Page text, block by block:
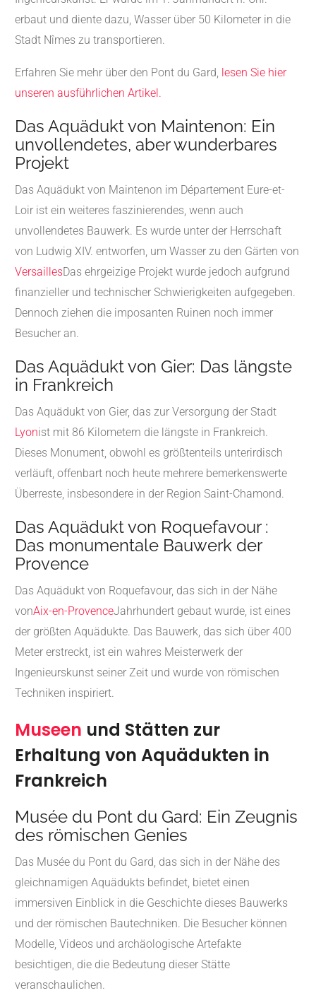
erbaut und diente dazu, Wasser über 50 Kilometer in die
Stadt Nîmes zu transportieren.
Erfahren Sie mehr über den Pont du Gard, lesen Sie hier
unseren ausführlichen Artikel.
Das Aquädukt von Maintenon: Ein
unvollendetes, aber wunderbares
Projekt
Das Aquädukt von Maintenon im Département Eure-et-
Loir ist ein weiteres faszinierendes, wenn auch
unvollendetes Bauwerk. Es wurde unter der Herrschaft
von Ludwig XIV. entworfen, um Wasser zu den Gärten von
VersaillesDas ehrgeizige Projekt wurde jedoch aufgrund
finanzieller und technischer Schwierigkeiten aufgegeben.
Dennoch ziehen die imposanten Ruinen noch immer
Besucher an.
Das Aquädukt von Gier: Das längste
in Frankreich
Das Aquädukt von Gier, das zur Versorgung der Stadt
Lyonist mit 86 Kilometern die längste in Frankreich.
Dieses Monument, obwohl es größtenteils unterirdisch
verläuft, offenbart noch heute mehrere bemerkenswerte
Überreste, insbesondere in der Region Saint-Chamond.
Das Aquädukt von Roquefavour :
Das monumentale Bauwerk der
Provence
Das Aquädukt von Roquefavour, das sich in der Nähe
vonAix-en-ProvenceJahrhundert gebaut wurde, ist eines
der größten Aquädukte. Das Bauwerk, das sich über 400
Meter erstreckt, ist ein wahres Meisterwerk der
Ingenieurskunst seiner Zeit und wurde von römischen
Techniken inspiriert.
Museen und Stätten zur
Erhaltung von Aquädukten in
Frankreich
Musée du Pont du Gard: Ein Zeugnis
des römischen Genies
Das Musée du Pont du Gard, das sich in der Nähe des
gleichnamigen Aquädukts befindet, bietet einen
immersiven Einblick in die Geschichte dieses Bauwerks
und der römischen Bautechniken. Die Besucher können
Modelle, Videos und archäologische Artefakte
besichtigen, die die Bedeutung dieser Stätte
veranschaulichen.